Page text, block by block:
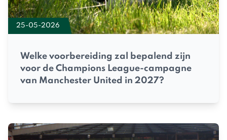
25-05-2026
Welke voorbereiding zal bepalend zijn
voor de Champions League-campagne
van Manchester United in 2027?